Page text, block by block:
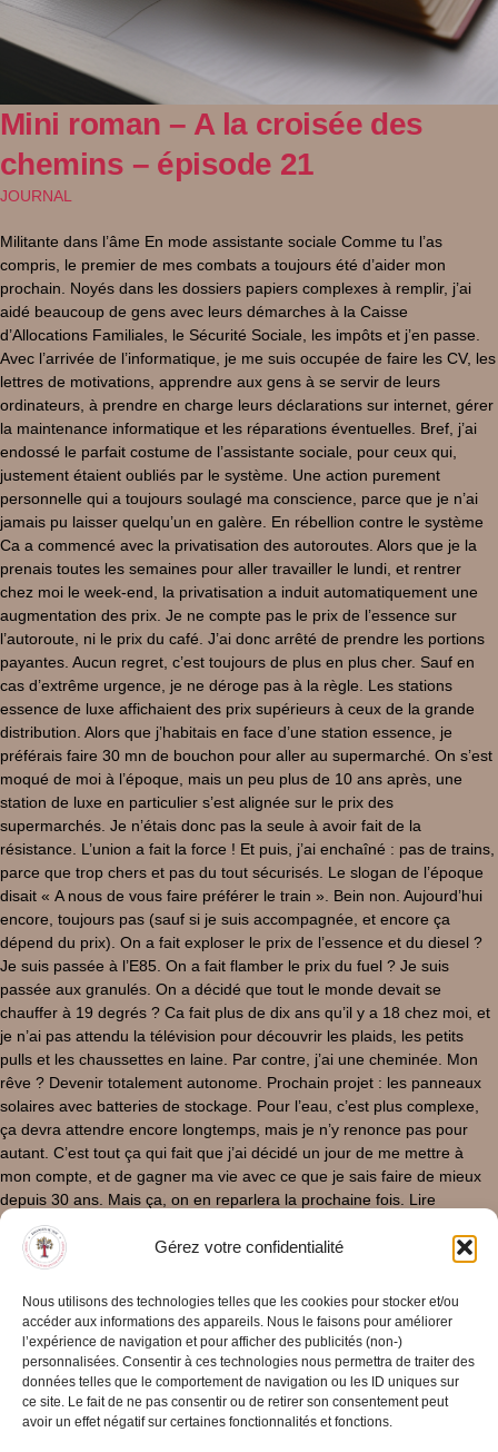
Gérez votre confidentialité
Nous utilisons des technologies telles que les cookies pour stocker et/ou
accéder aux informations des appareils. Nous le faisons pour améliorer
l’expérience de navigation et pour afficher des publicités (non-)
personnalisées. Consentir à ces technologies nous permettra de traiter des
données telles que le comportement de navigation ou les ID uniques sur
ce site. Le fait de ne pas consentir ou de retirer son consentement peut
avoir un effet négatif sur certaines fonctionnalités et fonctions.
Mini roman – A la croisée des
chemins – épisode 21
JOURNAL
Militante dans l’âme En mode assistante sociale Comme tu l’as
compris, le premier de mes combats a toujours été d’aider mon
prochain. Noyés dans les dossiers papiers complexes à remplir, j’ai
aidé beaucoup de gens avec leurs démarches à la Caisse
d’Allocations Familiales, le Sécurité Sociale, les impôts et j’en passe.
Avec l’arrivée de l’informatique, je me suis occupée de faire les CV, les
lettres de motivations, apprendre aux gens à se servir de leurs
ordinateurs, à prendre en charge leurs déclarations sur internet, gérer
la maintenance informatique et les réparations éventuelles. Bref, j’ai
endossé le parfait costume de l’assistante sociale, pour ceux qui,
justement étaient oubliés par le système. Une action purement
personnelle qui a toujours soulagé ma conscience, parce que je n’ai
jamais pu laisser quelqu’un en galère. En rébellion contre le système
Ca a commencé avec la privatisation des autoroutes. Alors que je la
prenais toutes les semaines pour aller travailler le lundi, et rentrer
chez moi le week-end, la privatisation a induit automatiquement une
augmentation des prix. Je ne compte pas le prix de l’essence sur
l’autoroute, ni le prix du café. J’ai donc arrêté de prendre les portions
payantes. Aucun regret, c’est toujours de plus en plus cher. Sauf en
cas d’extrême urgence, je ne déroge pas à la règle. Les stations
essence de luxe affichaient des prix supérieurs à ceux de la grande
distribution. Alors que j’habitais en face d’une station essence, je
préférais faire 30 mn de bouchon pour aller au supermarché. On s’est
moqué de moi à l’époque, mais un peu plus de 10 ans après, une
station de luxe en particulier s’est alignée sur le prix des
supermarchés. Je n’étais donc pas la seule à avoir fait de la
résistance. L’union a fait la force ! Et puis, j’ai enchaîné : pas de trains,
parce que trop chers et pas du tout sécurisés. Le slogan de l’époque
disait « A nous de vous faire préférer le train ». Bein non. Aujourd’hui
encore, toujours pas (sauf si je suis accompagnée, et encore ça
dépend du prix). On a fait exploser le prix de l’essence et du diesel ?
Je suis passée à l’E85. On a fait flamber le prix du fuel ? Je suis
passée aux granulés. On a décidé que tout le monde devait se
chauffer à 19 degrés ? Ca fait plus de dix ans qu’il y a 18 chez moi, et
je n’ai pas attendu la télévision pour découvrir les plaids, les petits
pulls et les chaussettes en laine. Par contre, j’ai une cheminée. Mon
rêve ? Devenir totalement autonome. Prochain projet : les panneaux
solaires avec batteries de stockage. Pour l’eau, c’est plus complexe,
ça devra attendre encore longtemps, mais je n’y renonce pas pour
autant. C’est tout ça qui fait que j’ai décidé un jour de me mettre à
mon compte, et de gagner ma vie avec ce que je sais faire de mieux
depuis 30 ans. Mais ça, on en reparlera la prochaine fois. Lire
l’épisode suivant Lire l’épisode précédent